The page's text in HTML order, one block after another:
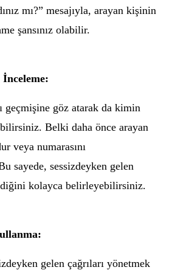
mı?” mesajıyla, arayan kişinin
şansınız olabilir.
İnceleme:
geçmişine göz atarak da kimin
Belki daha önce arayan
veya numarasını
sayede, sessizdeyken gelen
kolayca belirleyebilirsiniz.
gelen çağrıları yönetmek